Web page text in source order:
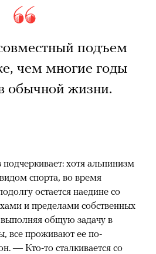
подъем
чем многие годы
обычной жизни.
хотя альпинизм
спорта, во время
остается наедине со
и пределами собственных
общую задачу в
все проживают ее по-
— Кто-то сталкивается со